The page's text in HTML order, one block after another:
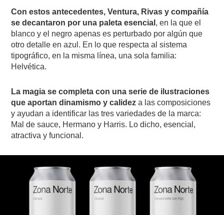
Con estos antecedentes, Ventura, Rivas y compañía
se decantaron por una paleta esencial , en la que el
blanco y el negro apenas es perturbado por algún que
otro detalle en azul. En lo que respecta al sistema
tipográfico, en la misma línea, una sola familia:
Helvética.
La magia se completa con una serie de ilustraciones
que aportan dinamismo y calidez a las composiciones
y ayudan a identificar las tres variedades de la marca:
Mal de sauce, Hermano y Harris. Lo dicho, esencial,
atractiva y funcional.